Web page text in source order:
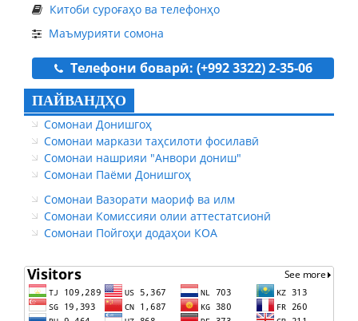
Китоби суроғаҳо ва телефонҳо
Маъмурияти сомона
Телефони боварӣ: (+992 3322) 2-35-06
ПАЙВАНДҲО
Сомонаи Донишгоҳ
Сомонаи маркази таҳсилоти фосилавӣ
Сомонаи нашрияи "Анвори дониш"
Сомонаи Паёми Донишгоҳ
Сомонаи Вазорати маориф ва илм
Сомонаи Комиссияи олии аттестатсионӣ
Сомонаи Пойгоҳи додаҳои КОА